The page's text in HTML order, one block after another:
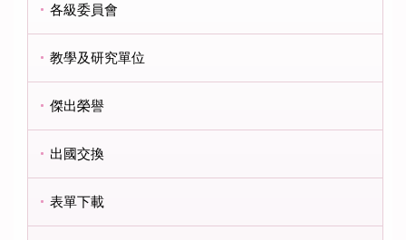
各級委員會
教學及研究單位
傑出榮譽
出國交換
表單下載